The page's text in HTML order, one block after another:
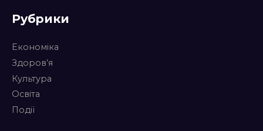
Рубрики
Економіка
Здоров’я
Культура
Освіта
Події